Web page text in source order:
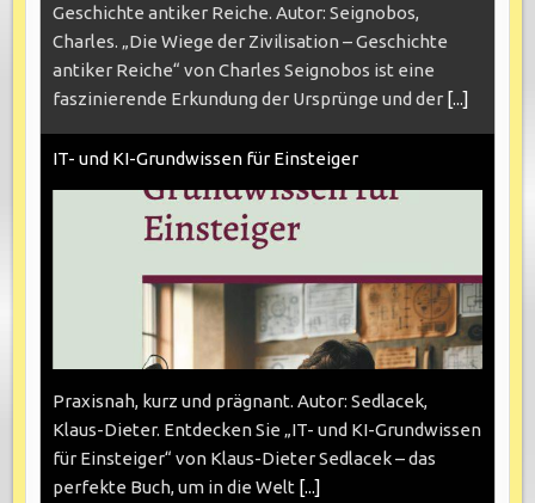
Geschichte antiker Reiche. Autor: Seignobos,
Charles. „Die Wiege der Zivilisation – Geschichte
antiker Reiche“ von Charles Seignobos ist eine
faszinierende Erkundung der Ursprünge und der [...]
IT- und KI-Grundwissen für Einsteiger
Praxisnah, kurz und prägnant. Autor: Sedlacek,
Klaus-Dieter. Entdecken Sie „IT- und KI-Grundwissen
für Einsteiger“ von Klaus-Dieter Sedlacek – das
perfekte Buch, um in die Welt [...]